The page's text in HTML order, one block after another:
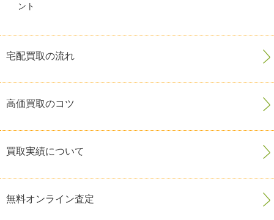
ント
宅配買取の流れ
高価買取のコツ
買取実績について
無料オンライン査定